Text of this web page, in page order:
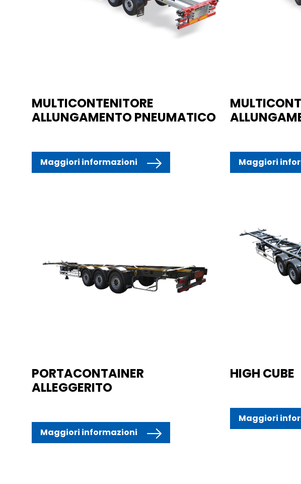
MULTICONTENITORE
ALLUNGAMENTO PNEUMATICO
Maggiori informazioni Maggiori
PORTACONTAINER
ALLEGGERITO
Maggiori informazioni
HIGH CUBE
Maggiori